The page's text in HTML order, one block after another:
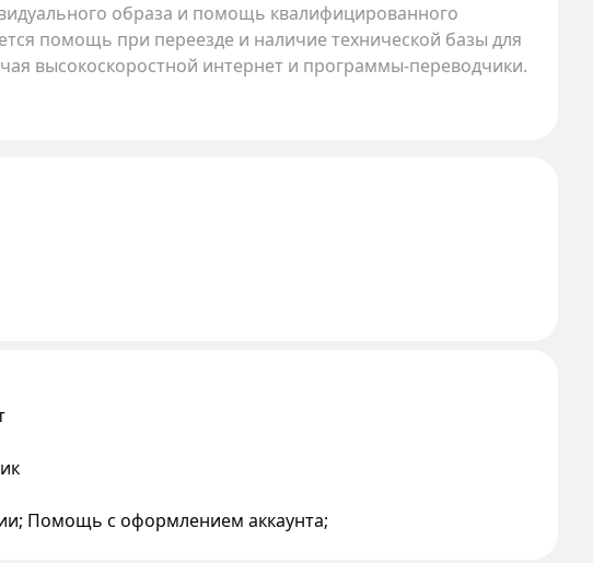
образа и помощь квалифицированного
помощь при переезде и наличие технической базы для
высокоскоростной интернет и программы-переводчики.
Помощь с оформлением аккаунта;